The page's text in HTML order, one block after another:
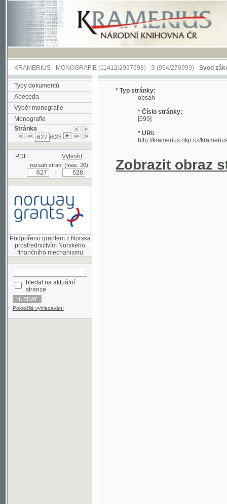
KRAMERIUS-MONOGRAFIE(11412/2997698) -S (954/270999)-Svod zákonův
Typy dokumentů
Abeceda
Výběr monografie
Monografie
Stránka
/628
PDF Vytvořit
rozsah stran: (max. 20)
Podpořeno grantem z Norska
prostřednictvím Norského
hledat na aktuální
stránce
Pokročilé vyhledávání
* Typ stránky:
obsah
* Číslo stránky:
* URI: